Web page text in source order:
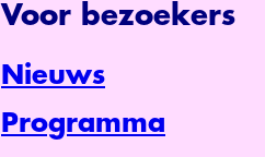
Voor bezoekers
Nieuws
Programma